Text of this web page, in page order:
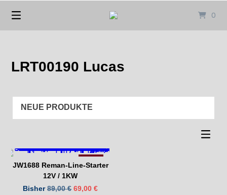
0
LRT00190 Lucas
-23%
JW1688 Reman-Line-Starter
12V / 1KW
Bisher 89,00€ Ursprünglicher
69,00€Aktueller